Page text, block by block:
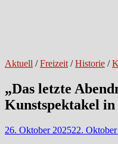
Aktuell /Freizeit /Historie /
„Das letzte
Kunstspektakel
26. Oktober 202522.